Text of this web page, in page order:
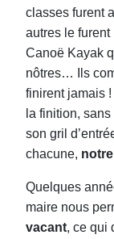
classes furent
autres le
Canoë Kayak
nôtres… Ils
finirent jamais
la finition,
son gril
chacune,
Quelques
maire nous
vacant, ce qui